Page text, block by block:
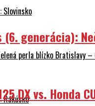
Slovinsko
perla blízko Bratislavy –
(6. generácia):
DX vs.